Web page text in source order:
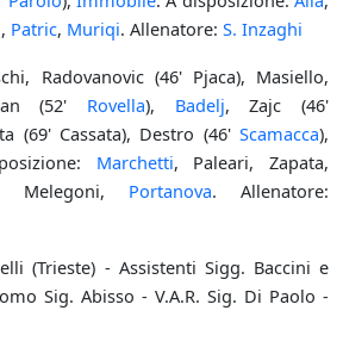
, Patric, Muriqi. Allenatore: S. Inzaghi
Radovanovic (46' Pjaca), Masiello,
(52' Rovella), Badelj, Zajc (46'
(69' Cassata), Destro (46' Scamacca),
Marchetti, Paleari, Zapata,
Melegoni, Portanova. Allenatore:
(Trieste) - Assistenti Sigg. Baccini e
Sig. Abisso - V.A.R. Sig. Di Paolo -